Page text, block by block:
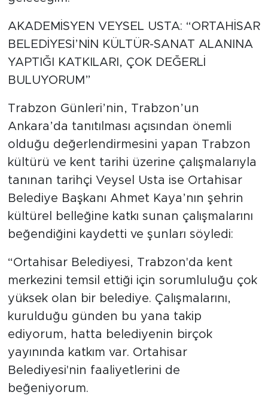
AKADEMİSYEN VEYSEL USTA: “ORTAHİSAR
BELEDİYESİ’NİN KÜLTÜR-SANAT ALANINA
YAPTIĞI KATKILARI, ÇOK DEĞERLİ
BULUYORUM”
Trabzon Günleri’nin, Trabzon’un
Ankara’da tanıtılması açısından önemli
olduğu değerlendirmesini yapan Trabzon
kültürü ve kent tarihi üzerine çalışmalarıyla
tanınan tarihçi Veysel Usta ise Ortahisar
Belediye Başkanı Ahmet Kaya’nın şehrin
kültürel belleğine katkı sunan çalışmalarını
beğendiğini kaydetti ve şunları söyledi:
“Ortahisar Belediyesi, Trabzon'da kent
merkezini temsil ettiği için sorumluluğu çok
yüksek olan bir belediye. Çalışmalarını,
kurulduğu günden bu yana takip
ediyorum, hatta belediyenin birçok
yayınında katkım var. Ortahisar
Belediyesi'nin faaliyetlerini de
beğeniyorum.